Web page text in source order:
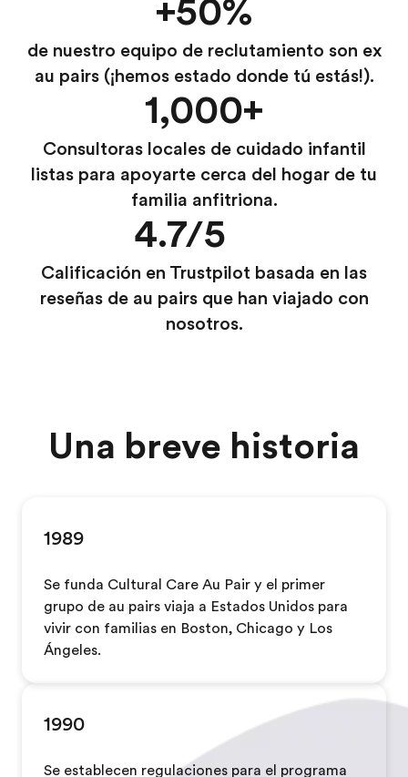
+50%
de nuestro equipo de reclutamiento son ex
au pairs (¡hemos estado donde tú estás!).
1,000+
Consultoras locales de cuidado infantil
listas para apoyarte cerca del hogar de tu
familia anfitriona.
4.7/5
Calificación en Trustpilot basada en las
reseñas de au pairs que han viajado con
nosotros.
Una breve historia
1989
Se funda Cultural Care Au Pair y el primer
grupo de au pairs viaja a Estados Unidos para
vivir con familias en Boston, Chicago y Los
Ángeles.
1990
Se establecen regulaciones para el programa